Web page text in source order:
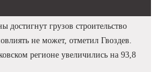
грузов строительство
не может, отметил Гвоздев.
регионе увеличились на 93,8